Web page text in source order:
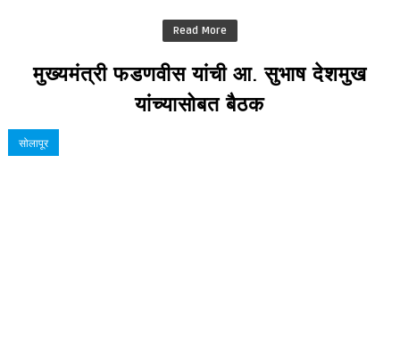
Read More
मुख्यमंत्री फडणवीस यांची आ. सुभाष देशमुख
यांच्यासोबत बैठक
सोलापूर